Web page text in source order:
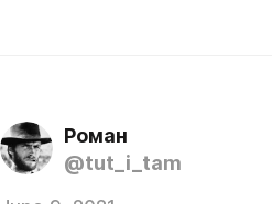
Роман
@tut_i_tam